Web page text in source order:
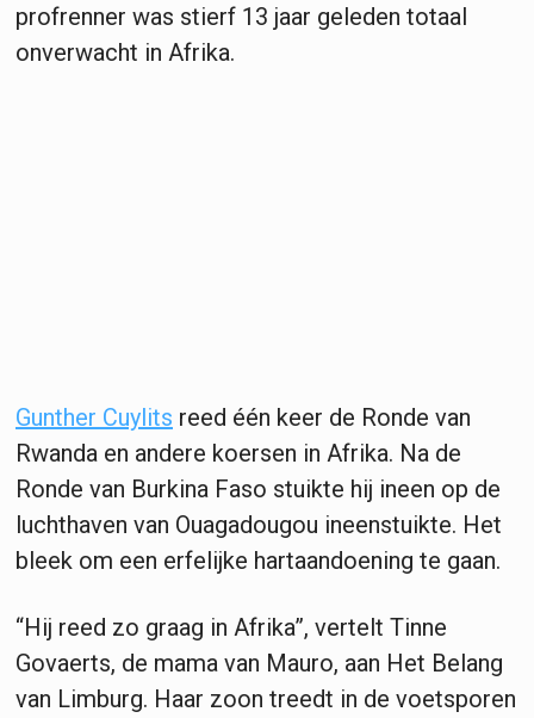
profrenner was stierf 13 jaar geleden totaal
onverwacht in Afrika.
Gunther Cuylits reed één keer de Ronde van
Rwanda en andere koersen in Afrika. Na de
Ronde van Burkina Faso stuikte hij ineen op de
luchthaven van Ouagadougou ineenstuikte. Het
bleek om een erfelijke hartaandoening te gaan.
“Hij reed zo graag in Afrika”, vertelt Tinne
Govaerts, de mama van Mauro, aan Het Belang
van Limburg. Haar zoon treedt in de voetsporen